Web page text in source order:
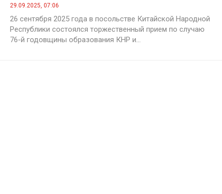
российско-китайских отношений»
29.09.2025, 07:06
26 сентября 2025 года в посольстве Китайской Народной
Республики состоялся торжественный прием по случаю
76-й годовщины образования КНР и...